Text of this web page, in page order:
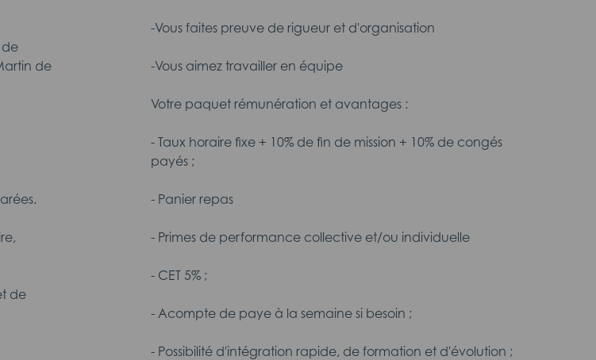
de
de
de
-Vous faites preuve de rigueur et d'organisation
-Vous aimez travailler en équipe
Votre paquet rémunération et avantages :
- Taux horaire fixe + 10% de fin de mission + 10% de congés
payés ;
- Panier repas
- Primes de performance collective et/ou individuelle
- CET 5% ;
- Acompte de paye à la semaine si besoin ;
- Possibilité d'intégration rapide, de formation et d'évolution ;